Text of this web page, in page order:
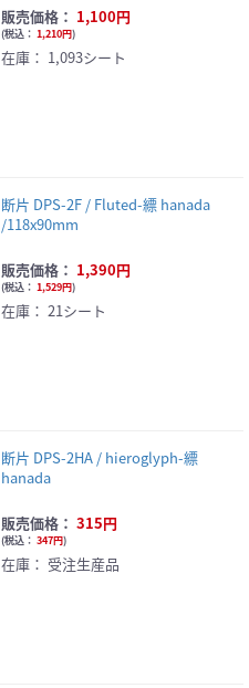
販売価格： 1,100円
(税込： 1,210円)
在庫： 1,093シート
断片 DPS-2F / Fluted-縹 hanada
/118x90mm
販売価格： 1,390円
(税込： 1,529円)
在庫： 21シート
断片 DPS-2HA / hieroglyph-縹
hanada
販売価格： 315円
(税込： 347円)
在庫： 受注生産品